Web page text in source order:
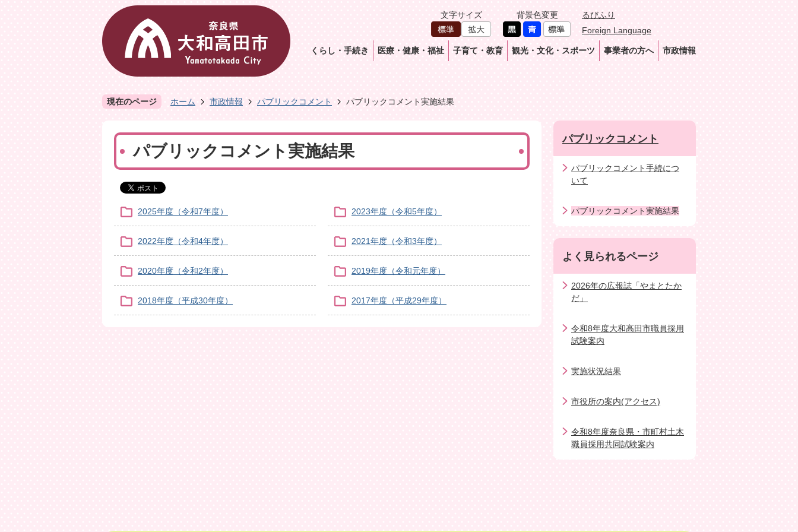
文字サイズ 背景色変更
るびふり
Foreign Language
くらし・手続き 医療・健康・福祉 子育て・教育 観光・文化・スポーツ 事業者の方へ 市政情報
現在のページ ホーム 市政情報 パブリックコメント パブリックコメント実施結果
パブリックコメント実施結果
2025年度（令和7年度） 2023年度（令和5年度）
2022年度（令和4年度） 2021年度（令和3年度）
2020年度（令和2年度） 2019年度（令和元年度）
2018年度（平成30年度） 2017年度（平成29年度）
パブリックコメント
パブリックコメント手続につ
いて
パブリックコメント実施結果
よく見られるページ
2026年の広報誌「やまとたか
だ」
令和8年度大和高田市職員採用
試験案内
実施状況結果
市役所の案内(アクセス)
令和8年度奈良県・市町村土木
職員採用共同試験案内